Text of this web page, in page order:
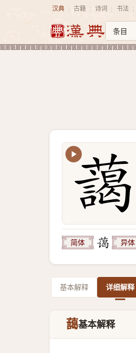
汉典 古籍 诗词 书法
简体 异体
基本解释 详细解释
藹基本解释